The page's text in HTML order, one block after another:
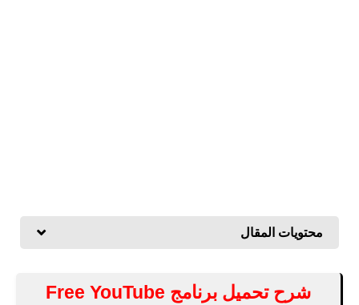
محتويات المقال
شرح تحميل برنامج Free YouTube